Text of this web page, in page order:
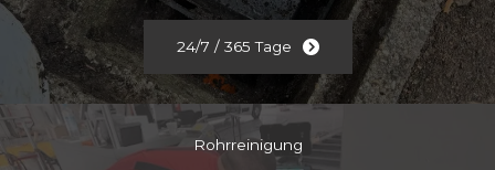
24/7 / 365 Tage
Rohrreinigung